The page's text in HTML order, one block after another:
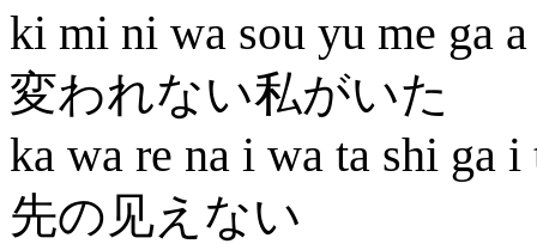
ki mi ni wa sou yu me ga
変われない私がいた
ka wa re na i wa ta shi ga i
先の见えない